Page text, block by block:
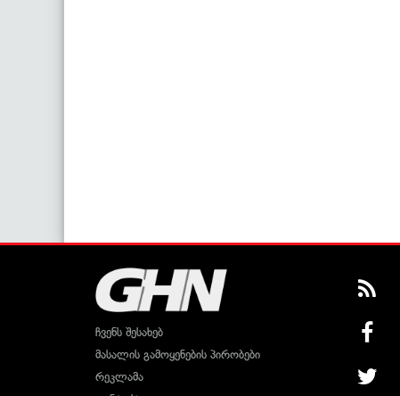
ჩვენს შესახებ
მასალის გამოყენების პირობები
რეკლამა